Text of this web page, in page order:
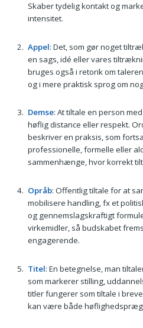
Skaber tydelig kontakt og
intensitet.
Appel: Det, som gør noget
en sags, idé eller vares
bruges også i retorik om
og i mere praktisk sprog om
Demse: At tiltale en person
høflig distance eller respekt.
beskriver en praksis, som
professionelle, formelle eller
sammenhænge, hvor korrekt
Opråb: Offentlig tiltale for at
mobilisere handling, fx et
og gennemslagskraftigt
virkemidler, så budskabet
engagerende.
Titel: En betegnelse, man
som markerer stilling,
titler fungerer som tiltale i
kan være både